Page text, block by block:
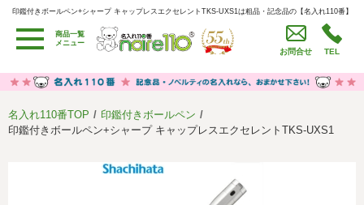
印鑑付きボールペン+シャープ キャップレスエクセレントTKS-UXS1は粗品・記念品の【名入れ110番】
印鑑付きボールペン+シャープ キャップレスエクセレントTKS-UXS1は粗品・記念品の【名入れ110番】
商品一覧
メニュー
お問合せ TEL
用途別カテゴリ
卒園・卒業記念品
労働組合・設立記念・周年記念
うちわ・扇子・ファン
イベント・パーティーグッズ
名入れ110番TOP
印鑑付きボールペン
印鑑付きボールペン+シャープ キャップレスエクセレントTKS-UXS1